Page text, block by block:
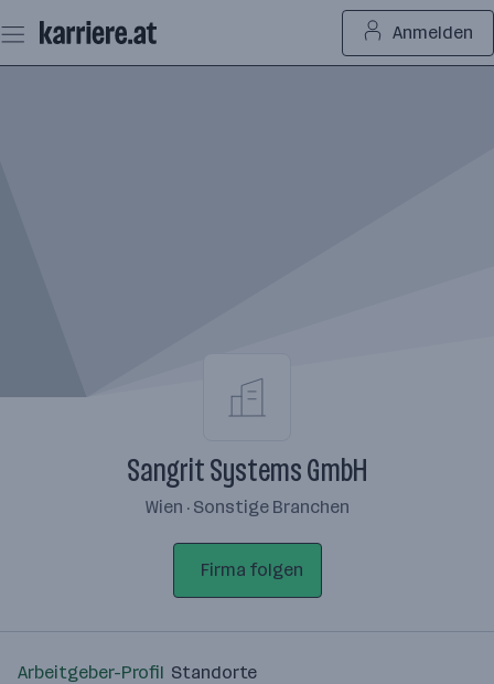
Seiteninhalt
springen
Anmelden
Sangrit Systems GmbH
Wien · Sonstige Branchen
Firma folgen
Arbeitgeber-Profil Standorte